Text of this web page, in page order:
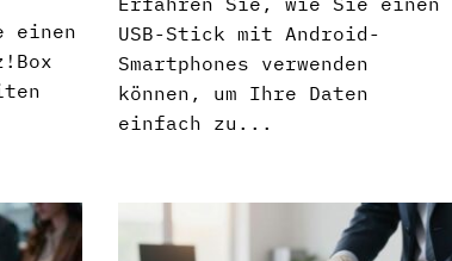
einen
USB-Stick mit Android-
Smartphones verwenden
können, um Ihre Daten
einfach zu...